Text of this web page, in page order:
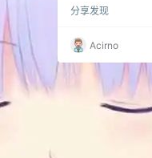
作、影片编辑、网
编译/制作
稳定性； 强制使
多国语言设置干扰
减，确保主要功能
分享发现
Acirno